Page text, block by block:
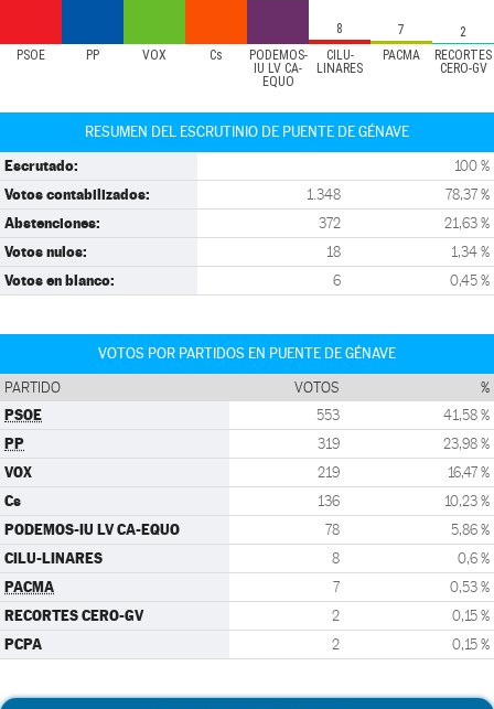
PSOE PP VOX Cs
PODEMOS-
IU LV CA-
EQUO
CILU-
LINARES
PACMA
RECORTES
CERO-GV
8 7 2
RESUMEN DEL ESCRUTINIO DE PUENTE DE GÉNAVE
Escrutado: 100 %
Votos contabilizados: 1.348 78,37 %
Abstenciones: 372 21,63 %
Votos nulos: 18 1,34 %
Votos en blanco: 6 0,45 %
VOTOS POR PARTIDOS EN PUENTE DE GÉNAVE
PARTIDO VOTOS %
PSOE 553 41,58 %
PP 319 23,98 %
VOX 219 16,47 %
Cs 136 10,23 %
PODEMOS-IU LV CA-EQUO 78 5,86 %
CILU-LINARES 8 0,6 %
PACMA 7 0,53 %
RECORTES CERO-GV 2 0,15 %
PCPA 2 0,15 %